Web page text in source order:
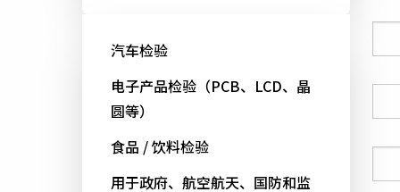
汽车检验
电子产品检验（PCB、LCD、晶
圆等）
食品 / 饮料检验
用于政府、航空航天、国防和监
国家